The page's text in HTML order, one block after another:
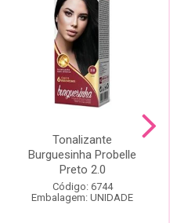
Tonalizante
Burguesinha Probelle
Preto 2.0
Código: 6744
Embalagem: UNIDADE